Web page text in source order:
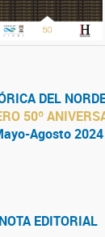
DEL
50º
Agosto 2024
NOTA EDITORIAL